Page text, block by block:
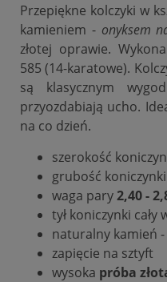
Przepiękne kolczyki w
kamieniem -onyksem
złotej oprawie.
585 (14-karatowe).
są klasycznym
przyozdabiają ucho.
na co dzień.
szerokość
grubość koniczynki
waga pary2,40 -
tył koniczynki cały
naturalny kamień -
zapięcie na sztyft
wysoka próba